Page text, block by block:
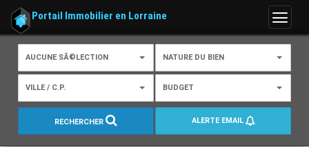
Menu
Portail Immobilier en Lorraine
AUCUNE SÃ©LECTION NATURE DU BIEN
VILLE / C.P. BUDGET
RECHERCHER ALERTE EMAIL